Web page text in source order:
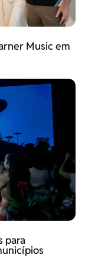
Music em
para